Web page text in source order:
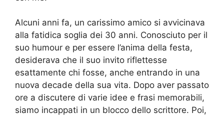
Alcuni anni fa, un carissimo amico si avvicinava
alla fatidica soglia dei 30 anni. Conosciuto per il
suo humour e per essere l’anima della festa,
desiderava che il suo invito riflettesse
esattamente chi fosse, anche entrando in una
nuova decade della sua vita. Dopo aver passato
ore a discutere di varie idee e frasi memorabili,
siamo incappati in un blocco dello scrittore. Poi,